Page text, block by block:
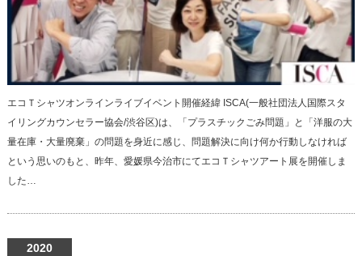
エコＴシャツオンラインライブイベント開催経緯 ISCA(一般社団法人国際スタ
イリングカウンセラー協会/渋谷区)は、「プラスチックごみ問題」と「洋服の大
量在庫・大量廃棄」の問題を身近に感じ、問題解決に向け何か行動しなければ
という思いのもと、昨年、愛媛県今治市にてエコＴシャツアート展を開催しま
した…
2020